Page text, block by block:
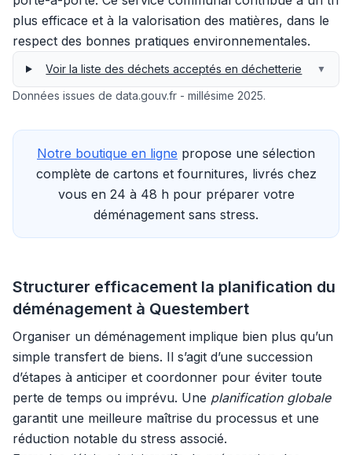
plus efficace et à la valorisation des matières, dans le
respect des bonnes pratiques environnementales.
Voir la liste des déchets acceptés en déchetterie ▼
Données issues de data.gouv.fr - millésime 2025.
Notre boutique en ligne propose une sélection
complète de cartons et fournitures, livrés chez
vous en 24 à 48 h pour préparer votre
déménagement sans stress.
Structurer efficacement la planification du
déménagement à Questembert
Organiser un déménagement implique bien plus qu’un
simple transfert de biens. Il s’agit d’une succession
d’étapes à anticiper et coordonner pour éviter toute
perte de temps ou imprévu. Une planification globale
garantit une meilleure maîtrise du processus et une
réduction notable du stress associé.